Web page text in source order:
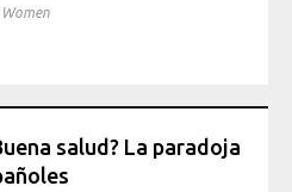
Women
salud? La paradoja